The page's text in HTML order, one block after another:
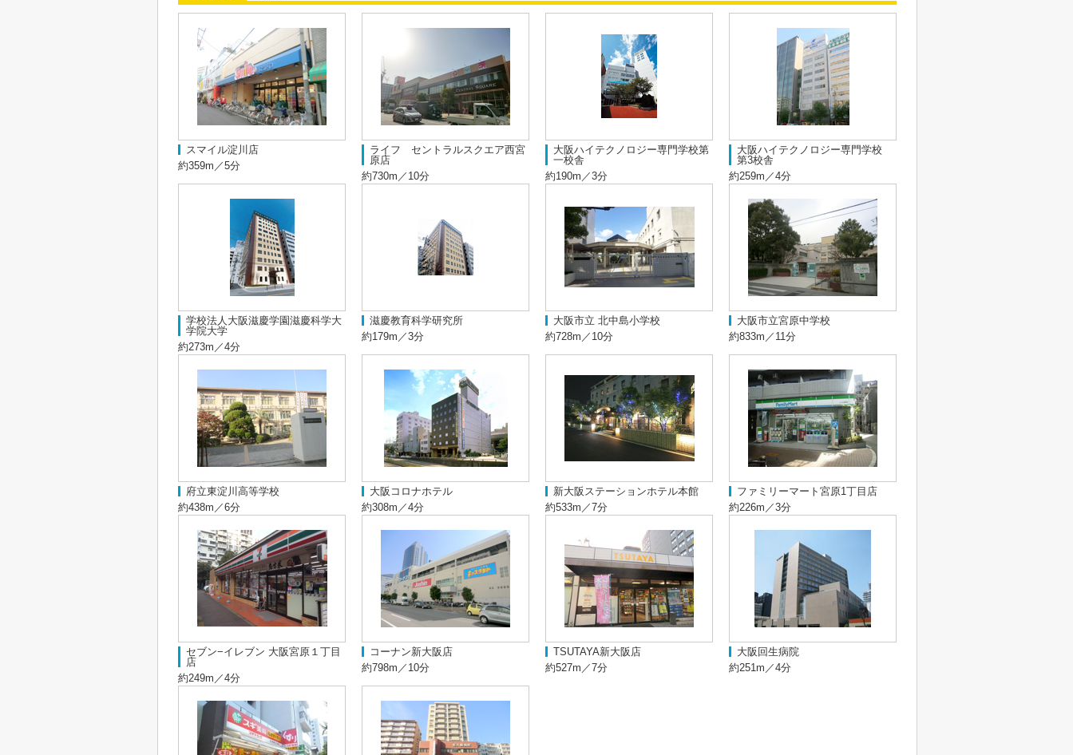
スマイル淀川店
約359m／5分
ライフ セントラルスクエア西宮
原店
約730m／10分
大阪ハイテクノロジー専門学校第
一校舎
約190m／3分
大阪ハイテクノロジー専門学校
第3校舎
約259m／4分
学校法人大阪滋慶学園滋慶科学大
学院大学
約273m／4分
滋慶教育科学研究所
約179m／3分
大阪市立 北中島小学校
約728m／10分
大阪市立宮原中学校
約833m／11分
府立東淀川高等学校
約438m／6分
大阪コロナホテル
約308m／4分
新大阪ステーションホテル本館
約533m／7分
ファミリーマート宮原1丁目店
約226m／3分
セブン−イレブン 大阪宮原１丁目
店
約249m／4分
コーナン新大阪店
約798m／10分
TSUTAYA新大阪店
約527m／7分
大阪回生病院
約251m／4分